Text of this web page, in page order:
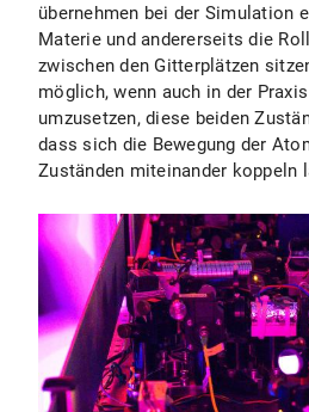
übernehmen bei der Simulation
Materie und andererseits die
zwischen den Gitterplätzen
möglich, wenn auch in der
umzusetzen, diese beiden
dass sich die Bewegung der
Zuständen miteinander koppeln